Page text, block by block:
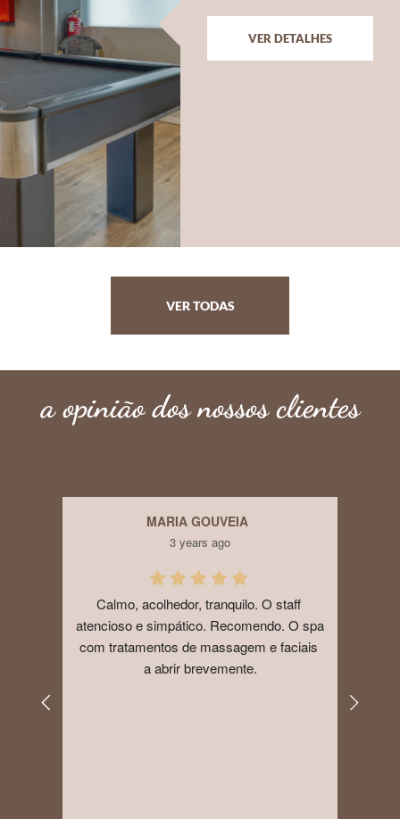
VER DETALHES
VER TODAS
a opinião dos nossos clientes
MARIA GOUVEIA
3 years ago
Calmo, acolhedor, tranquilo. O staff
atencioso e simpático. Recomendo. O spa
com tratamentos de massagem e faciais
a abrir brevemente.